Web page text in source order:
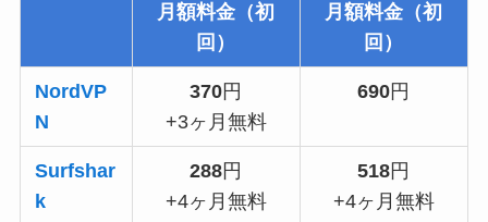
月額料金（初
回）
月額料金（初
回）
NordVP
N
370円
+3ヶ月無料
690円
Surfshar
k
288円
+4ヶ月無料
518円
+4ヶ月無料